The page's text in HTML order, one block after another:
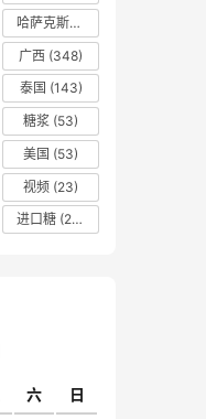
哈萨克斯坦
广西 (348)
泰国 (143)
糖浆 (53)
美国 (53)
视频 (23)
进口糖 (236)
六 日